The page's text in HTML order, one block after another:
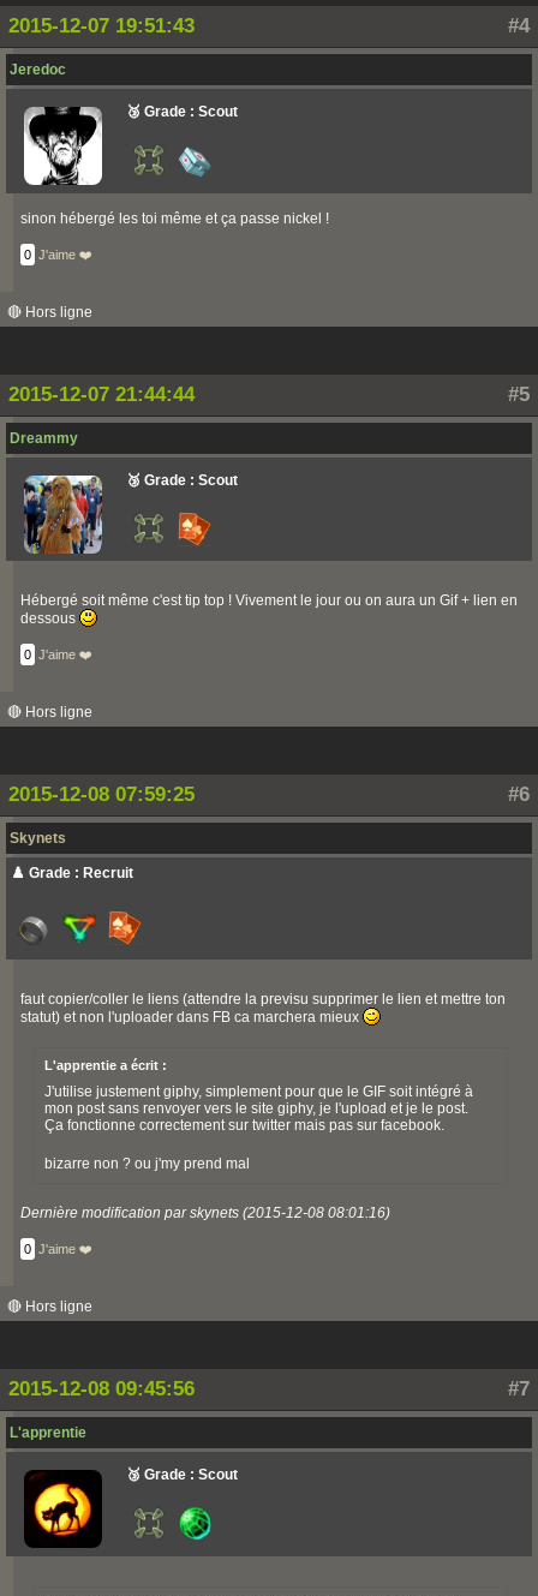
#4
2015-12-07 19:51:43
Jeredoc
🥉 Grade : Scout
sinon hébergé les toi même et ça passe nickel !
0 J'aime ❤️
🔴 Hors ligne
#5
2015-12-07 21:44:44
Dreammy
🥉 Grade : Scout
Hébergé soit même c'est tip top ! Vivement le jour ou on aura un Gif + lien en
dessous
0 J'aime ❤️
🔴 Hors ligne
#6
2015-12-08 07:59:25
Skynets
♟️ Grade : Recruit
faut copier/coller le liens (attendre la previsu supprimer le lien et mettre ton
statut) et non l'uploader dans FB ca marchera mieux
L'apprentie a écrit :
J'utilise justement giphy, simplement pour que le GIF soit intégré à
mon post sans renvoyer vers le site giphy, je l'upload et je le post.
Ça fonctionne correctement sur twitter mais pas sur facebook.
bizarre non ? ou j'my prend mal
Dernière modification par skynets (2015-12-08 08:01:16)
0 J'aime ❤️
🔴 Hors ligne
#7
2015-12-08 09:45:56
L'apprentie
🥉 Grade : Scout